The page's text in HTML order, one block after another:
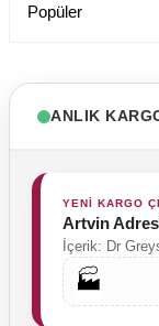
Popüler
ANLIK
YENİ KARGO
Artvin
İçerik: Dr
🏭